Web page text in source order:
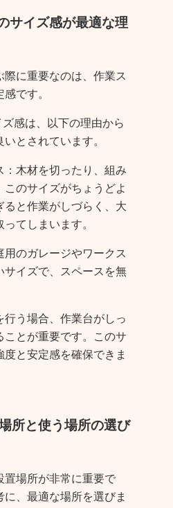
サイズ感が最適な理
際に重要なのは、作業ス
です。
感は、以下の理由から
とされています。
：木材を切ったり、組み
このサイズがちょうどよ
ると作業がしづらく、大
てしまいます。
用のガレージやワークス
サイズで、スペースを無
行う場合、作業台がしっ
ことが重要です。このサ
と安定感を確保できま
所と使う場所の選び
置場所が非常に重要で
、最適な場所を選びま